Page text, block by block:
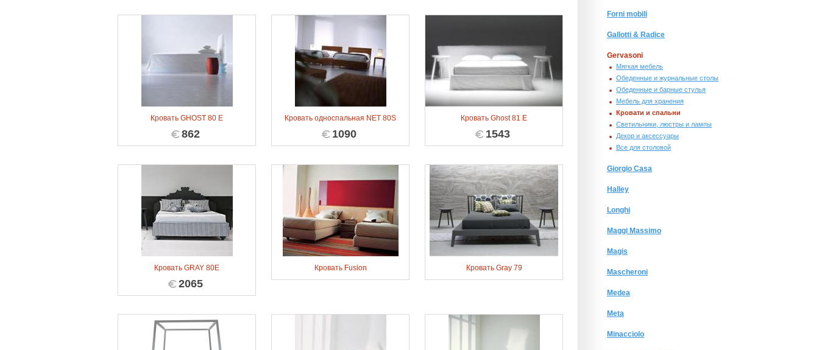
Кровать GHOST 80 E
862
Кровать односпальная NET 80S
1090
Кровать Ghost 81 E
1543
Кровать GRAY 80E
2065
Кровать Fusion Кровать Gray 79
Forni mobili
Gallotti & Radice
Gervasoni
Мягкая мебель
Обеденные и журнальные столы
Обеденные и барные стулья
Мебель для хранения
Кровати и спальни
Светильники, люстры и лампы
Декор и аксессуары
Все для столовой
Giorgio Сasa
Halley
Longhi
Maggi Massimo
Magis
Mascheroni
Medea
Meta
Minacciolo